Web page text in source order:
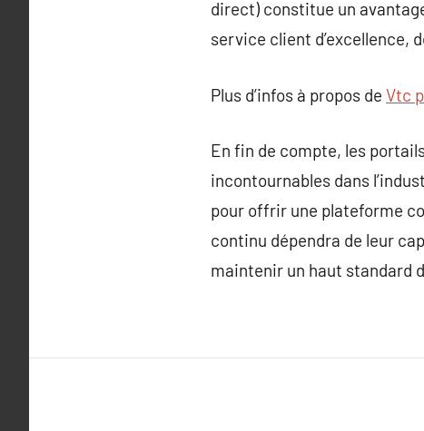
direct) constitue un
service client d’excellence,
Plus d’infos à propos de Vtc
En fin de compte, les
incontournables dans
pour offrir une plateforme
continu dépendra de leur
maintenir un haut standard